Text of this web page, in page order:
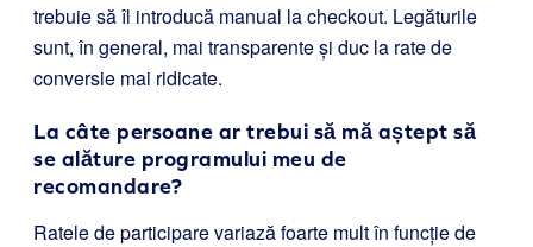
trebuie să îl introducă manual la checkout. Legăturile
sunt, în general, mai transparente și duc la rate de
conversie mai ridicate.
La câte persoane ar trebui să mă aștept să
se alăture programului meu de
recomandare?
Ratele de participare variază foarte mult în funcție de